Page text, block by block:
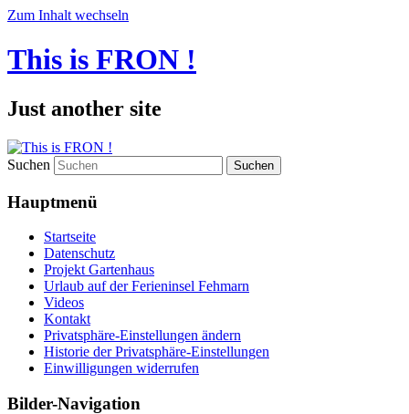
Zum Inhalt wechseln
This is FRON !
Just another site
Suchen
Hauptmenü
Startseite
Datenschutz
Projekt Gartenhaus
Urlaub auf der Ferieninsel Fehmarn
Videos
Kontakt
Privatsphäre-Einstellungen ändern
Historie der Privatsphäre-Einstellungen
Einwilligungen widerrufen
Bilder-Navigation